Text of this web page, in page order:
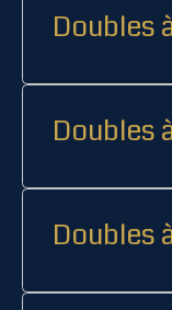
Doubles
Doubles
Doubles